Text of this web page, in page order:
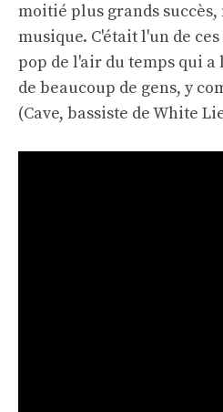
moitié plus grands
musique. C'était l'un de
pop de l'air du temps qui
de beaucoup de gens, y
(Cave, bassiste de White